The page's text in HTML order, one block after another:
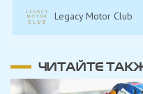
Legacy Motor Club
ЧИТАЙТЕ